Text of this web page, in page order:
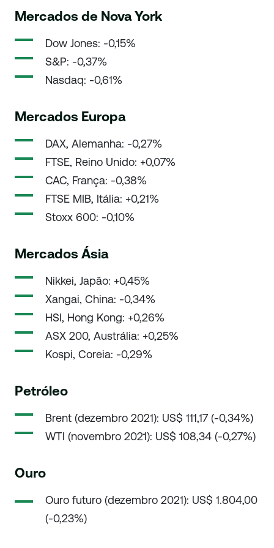
Mercados de Nova York
Dow Jones: -0,15%
S&P: -0,37%
Nasdaq: -0,61%
Mercados Europa
DAX, Alemanha: -0,27%
FTSE, Reino Unido: +0,07%
CAC, França: -0,38%
FTSE MIB, Itália: +0,21%
Stoxx 600: -0,10%
Mercados Ásia
Nikkei, Japão: +0,45%
Xangai, China: -0,34%
HSI, Hong Kong: +0,26%
ASX 200, Austrália: +0,25%
Kospi, Coreia: -0,29%
Petróleo
Brent (dezembro 2021): US$ 111,17 (-0,34%)
WTI (novembro 2021): US$ 108,34 (-0,27%)
Ouro
Ouro futuro (dezembro 2021): US$ 1.804,00
(-0,23%)